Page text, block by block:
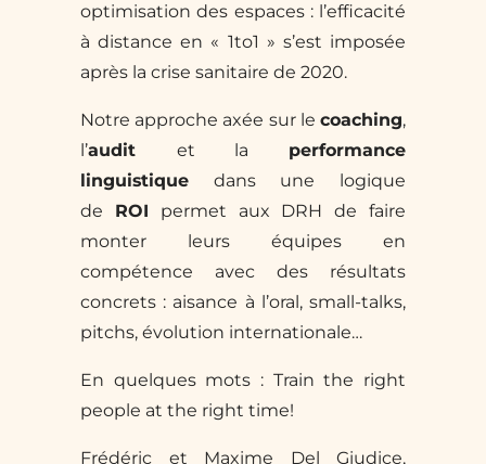
optimisation des espaces : l’efficacité
à distance en « 1to1 » s’est imposée
après la crise sanitaire de 2020.
Notre approche axée sur le coaching,
l’audit et la performance
linguistique dans une logique
de ROI permet aux DRH de faire
monter leurs équipes en
compétence avec des résultats
concrets : aisance à l’oral, small-talks,
pitchs, évolution internationale…
En quelques mots : Train the right
people at the right time!
Frédéric et Maxime Del Giudice,